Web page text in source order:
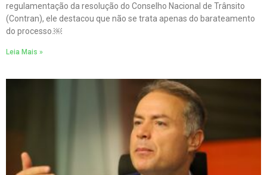
regulamentação da resolução do Conselho Nacional de Trânsito
(Contran), ele destacou que não se trata apenas do barateamento
do processo.￼
Leia Mais »